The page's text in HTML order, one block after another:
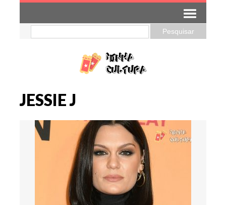
JESSIE J